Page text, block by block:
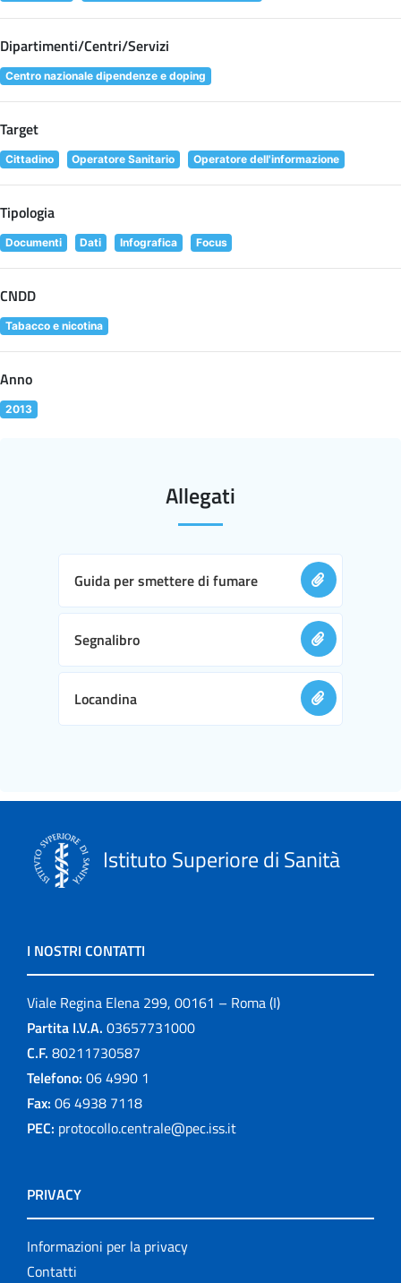
Dipartimenti/Centri/Servizi
Centro nazionale dipendenze e doping
Target
Cittadino Operatore Sanitario Operatore dell'informazione
Tipologia
Documenti Dati Infografica Focus
CNDD
Tabacco e nicotina
Anno
2013
Allegati
Guida per smettere di fumare
Segnalibro
Locandina
Istituto Superiore di Sanità
I NOSTRI CONTATTI
Viale Regina Elena 299, 00161 – Roma (I)
Partita I.V.A. 03657731000
C.F. 80211730587
Telefono: 06 4990 1
Fax: 06 4938 7118
PEC: protocollo.centrale@pec.iss.it
PRIVACY
Informazioni per la privacy
Contatti